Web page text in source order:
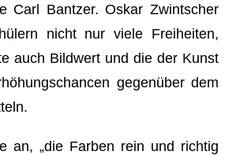
Carl Bantzer. Oskar Zwintscher
nicht nur viele Freiheiten,
auch Bildwert und die der Kunst
gegenüber dem
an, „die Farben rein und richtig